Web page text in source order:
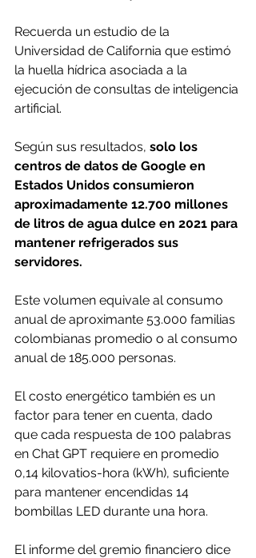
Recuerda un estudio de la
Universidad de California que estimó
la huella hídrica asociada a la
ejecución de consultas de inteligencia
artificial.
Según sus resultados, solo los
centros de datos de Google en
Estados Unidos consumieron
aproximadamente 12.700 millones
de litros de agua dulce en 2021 para
mantener refrigerados sus
servidores.
Este volumen equivale al consumo
anual de aproximante 53.000 familias
colombianas promedio o al consumo
anual de 185.000 personas.
El costo energético también es un
factor para tener en cuenta, dado
que cada respuesta de 100 palabras
en Chat GPT requiere en promedio
0,14 kilovatios-hora (kWh), suficiente
para mantener encendidas 14
bombillas LED durante una hora.
El informe del gremio financiero dice